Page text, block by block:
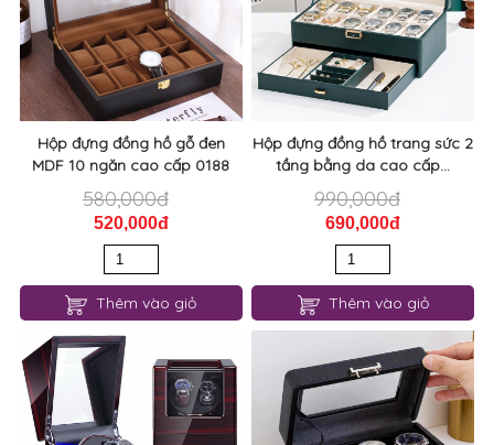
Hộp đựng đồng hồ gỗ đen
MDF 10 ngăn cao cấp 0188
580,000đ
520,000đ
Thêm vào giỏ
Hộp đựng đồng hồ trang sức 2
tầng bằng da cao cấp...
990,000đ
690,000đ
Thêm vào giỏ